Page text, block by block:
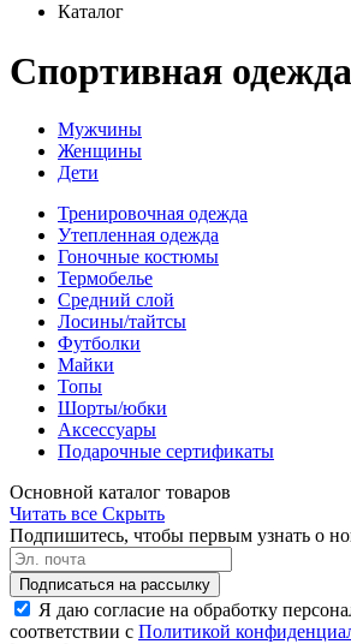
Каталог
Спортивная
Мужчины
Женщины
Дети
Тренировочная одежда
Утепленная одежда
Гоночные костюмы
Термобелье
Средний слой
Лосины/тайтсы
Футболки
Майки
Топы
Шорты/юбки
Аксессуары
Подарочные сертификаты
Основной каталог товаров
Читать все Скрыть
Подпишитесь, чтобы первым узнать о
Подписаться на рассылку
Я даю согласие на обработку
соответствии с Политикой